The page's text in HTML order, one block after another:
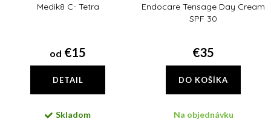
Medik8 C- Tetra
od €15
DETAIL
Skladom
Endocare Tensage Day Cream
SPF 30
€35
DO KOŠÍKA
Na objednávku